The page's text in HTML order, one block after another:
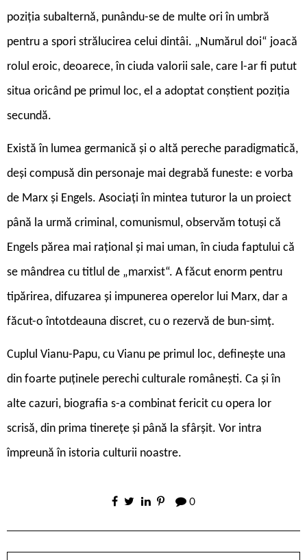
poziția subalternă, punându-se de multe ori în umbră
pentru a spori strălucirea celui dintâi. „Numărul doi“ joacă
rolul eroic, deoarece, în ciuda valorii sale, care l-ar fi putut
situa oricând pe primul loc, el a adoptat conștient poziția
secundă.
Există în lumea germanică și o altă pereche paradigmatică,
deși compusă din personaje mai degrabă funeste: e vorba
de Marx și Engels. Asociați în mintea tuturor la un proiect
până la urmă criminal, comunismul, observăm totuși că
Engels părea mai rațional și mai uman, în ciuda faptului că
se mândrea cu titlul de „marxist“. A făcut enorm pentru
tipărirea, difuzarea și impunerea operelor lui Marx, dar a
făcut-o întotdeauna discret, cu o rezervă de bun-simț.
Cuplul Vianu-Papu, cu Vianu pe primul loc, definește una
din foarte puținele perechi culturale românești. Ca și în
alte cazuri, biografia s-a combinat fericit cu opera lor
scrisă, din prima tinerețe și până la sfârșit. Vor intra
împreună în istoria culturii noastre.
0